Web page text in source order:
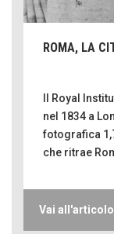
ROMA, LA
Il Royal
nel 1834 a
fotografica
che ritrae
Vai all'articolo